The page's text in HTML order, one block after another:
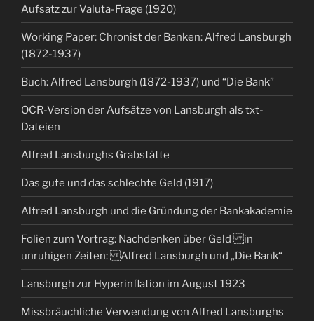
Aufsatz zur Valuta-Frage (1920)
Working Paper: Chronist der Banken: Alfred Lansburgh
(1872-1937)
Buch: Alfred Lansburgh (1872-1937) und “Die Bank”
OCR-Version der Aufsätze von Lansburgh als txt-
Dateien
Alfred Lansburghs Grabstätte
Das gute und das schlechte Geld (1917)
Alfred Lansburgh und die Gründung der Bankakademie
Folien zum Vortrag: Nachdenken über Geld in
unruhigen Zeiten: Alfred Lansburgh und „Die Bank“
Lansburgh zur Hyperinflation im August 1923
Missbräuchliche Verwendung von Alfred Lansburghs